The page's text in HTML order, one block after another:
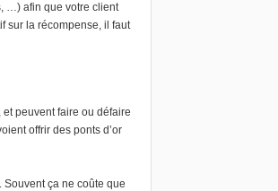
…) afin que votre client
sur la récompense, il faut
peuvent faire ou défaire
offrir des ponts d’or
ça ne coûte que